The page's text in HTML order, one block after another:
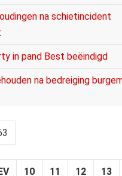
na schietincident
in pand Best beëindigd
na bedreiging
10 11 12 13